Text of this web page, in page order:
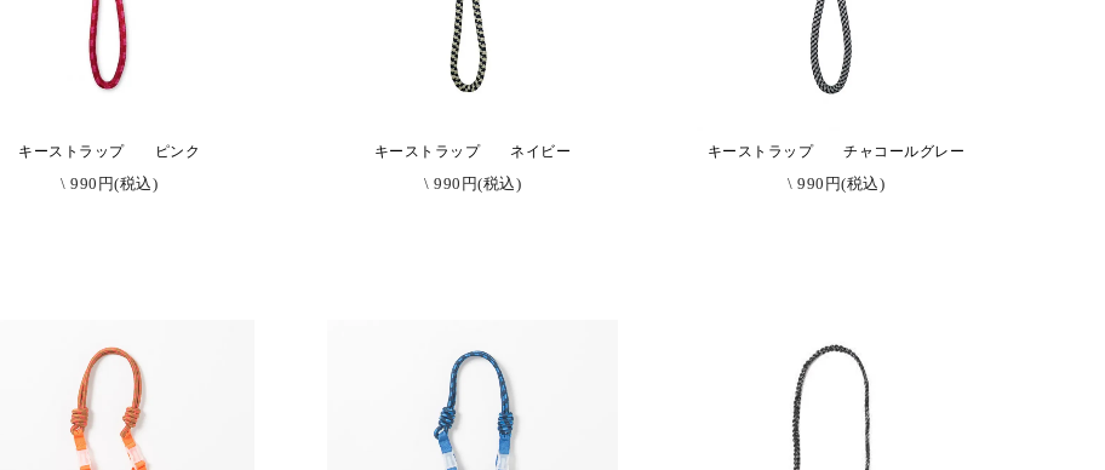
キーストラップ ピンク
\ 990円(税込)
キーストラップ ネイビー
\ 990円(税込)
キーストラップ チャコールグレー
\ 990円(税込)